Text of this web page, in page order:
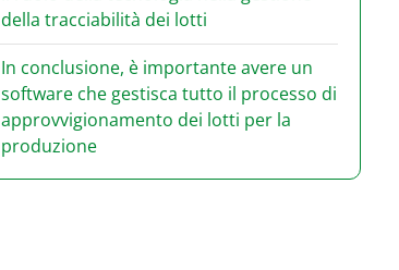
della tracciabilità dei lotti
In conclusione, è importante avere un
software che gestisca tutto il processo di
approvvigionamento dei lotti per la
produzione